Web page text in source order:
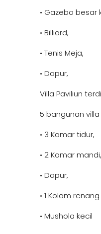
• Gazebo besar
• Billiard,
• Tenis Meja,
• Dapur,
Villa Paviliun
5 bangunan villa
• 3 Kamar tidur,
• 2 Kamar
• Dapur,
• 1 Kolam
• Mushola kecil